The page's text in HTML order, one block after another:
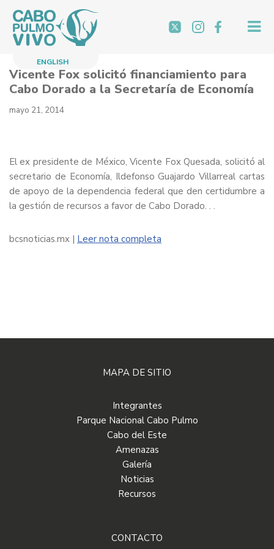
Saltar
al
contenidoENGLISH
Vicente Fox solicitó financiamiento para
Cabo Dorado a la Secretaría de Economía
mayo 21, 2014
El ex presidente de México, Vicente Fox Quesada, solicitó al
secretario de Economía, Ildefonso Guajardo Villarreal cartas
de apoyo de la dependencia federal que den certidumbre a
la gestión de recursos a favor de Cabo Dorado. . .
bcsnoticias.mx | Leer nota completa
MAPA DE SITIO
Integrantes
Parque Nacional Cabo Pulmo
Cabo del Este
Amenazas
Galería
Noticias
Recursos
CONTACTO